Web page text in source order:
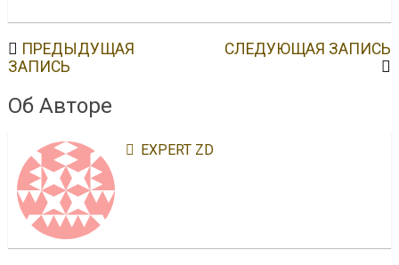
ПРЕДЫДУЩАЯ
ЗАПИСЬ
СЛЕДУЮЩАЯ ЗАПИСЬ
Об Авторе
EXPERT ZD